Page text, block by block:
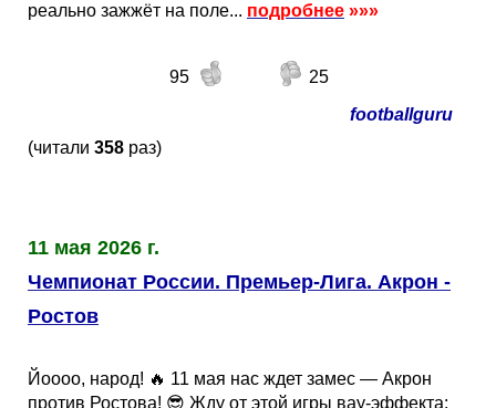
реально зажжёт на поле... подробнее »»»
95
25
footballguru
(читали 358 раз)
11 мая 2026 г.
Чемпионат России. Премьер-Лига. Акрон -
Ростов
Йоооо, народ! 🔥 11 мая нас ждет замес — Акрон
против Ростова! 😎 Жду от этой игры вау-эффекта: